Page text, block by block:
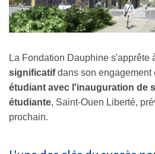
La Fondation Dauphine s'apprête
significatifdans son engagement
étudiant avec l'inauguration de
étudiante, Saint-Ouen Liberté,
prochain.